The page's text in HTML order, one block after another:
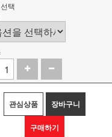
택
관심상품 장바구니
구매하기